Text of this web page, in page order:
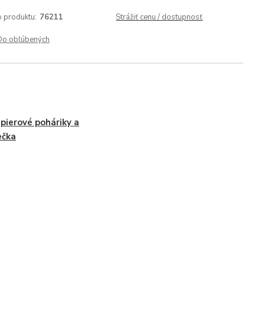
produktu: 76211 Strážiť cenu / dostupnosť
obľúbených
poháriky a